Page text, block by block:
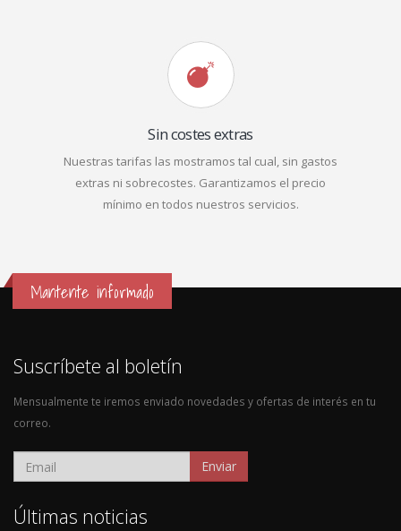
Sin costes extras
Nuestras tarifas las mostramos tal cual, sin gastos
extras ni sobrecostes. Garantizamos el precio
mínimo en todos nuestros servicios.
Mantente informado
Suscríbete al boletín
Mensualmente te iremos enviado novedades y ofertas de interés en tu
correo.
Enviar
Últimas noticias